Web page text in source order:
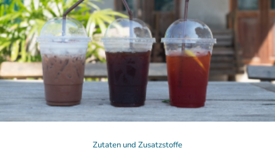
Zutaten und Zusatzstoffe